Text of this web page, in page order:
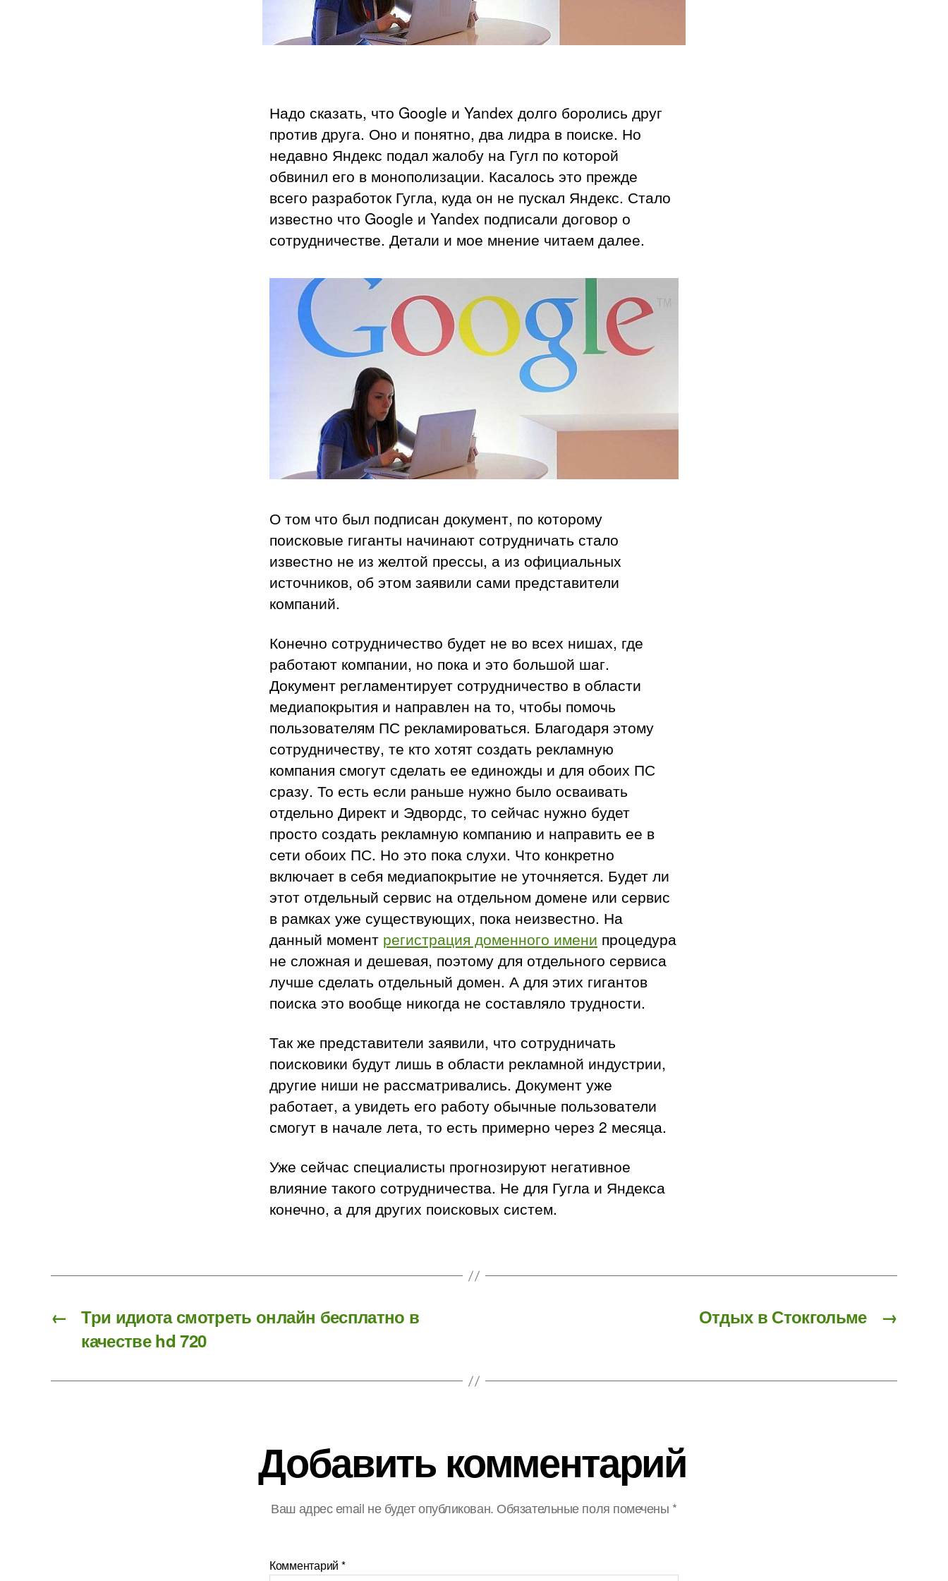
Надо сказать, что Google и Yandex долго боролись друг
против друга. Оно и понятно, два лидра в поиске. Но
недавно Яндекс подал жалобу на Гугл по которой
обвинил его в монополизации. Касалось это прежде
всего разработок Гугла, куда он не пускал Яндекс. Стало
известно что Google и Yandex подписали договор о
сотрудничестве. Детали и мое мнение читаем далее.
О том что был подписан документ, по которому
поисковые гиганты начинают сотрудничать стало
известно не из желтой прессы, а из официальных
источников, об этом заявили сами представители
компаний.
Конечно сотрудничество будет не во всех нишах, где
работают компании, но пока и это большой шаг.
Документ регламентирует сотрудничество в области
медиапокрытия и направлен на то, чтобы помочь
пользователям ПС рекламироваться. Благодаря этому
сотрудничеству, те кто хотят создать рекламную
компания смогут сделать ее единожды и для обоих ПС
сразу. То есть если раньше нужно было осваивать
отдельно Директ и Эдвордс, то сейчас нужно будет
просто создать рекламную компанию и направить ее в
сети обоих ПС. Но это пока слухи. Что конкретно
включает в себя медиапокрытие не уточняется. Будет ли
этот отдельный сервис на отдельном домене или сервис
в рамках уже существующих, пока неизвестно. На
данный момент регистрация доменного имени процедура
не сложная и дешевая, поэтому для отдельного сервиса
лучше сделать отдельный домен. А для этих гигантов
поиска это вообще никогда не составляло трудности.
Так же представители заявили, что сотрудничать
поисковики будут лишь в области рекламной индустрии,
другие ниши не рассматривались. Документ уже
работает, а увидеть его работу обычные пользователи
смогут в начале лета, то есть примерно через 2 месяца.
Уже сейчас специалисты прогнозируют негативное
влияние такого сотрудничества. Не для Гугла и Яндекса
конечно, а для других поисковых систем.
←
Три идиота смотреть онлайн бесплатно в
качестве hd 720
→
Отдых в Стокгольме
Добавить комментарий
Ваш адрес email не будет опубликован. Обязательные поля помечены *
Комментарий *